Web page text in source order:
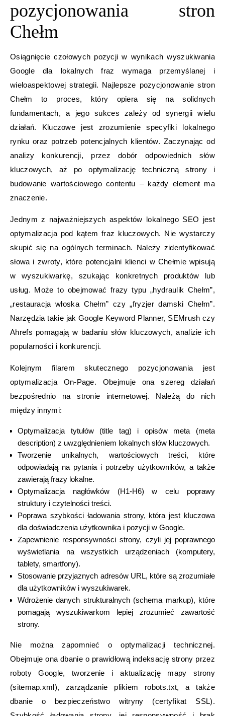
pozycjonowania stron
Chełm
Osiągnięcie czołowych pozycji w wynikach wyszukiwania
Google dla lokalnych fraz wymaga przemyślanej i
wieloaspektowej strategii. Najlepsze pozycjonowanie stron
Chełm to proces, który opiera się na solidnych
fundamentach, a jego sukces zależy od synergii wielu
działań. Kluczowe jest zrozumienie specyfiki lokalnego
rynku oraz potrzeb potencjalnych klientów. Zaczynając od
analizy konkurencji, przez dobór odpowiednich słów
kluczowych, aż po optymalizację techniczną strony i
budowanie wartościowego contentu – każdy element ma
znaczenie.
Jednym z najważniejszych aspektów lokalnego SEO jest
optymalizacja pod kątem fraz kluczowych. Nie wystarczy
skupić się na ogólnych terminach. Należy zidentyfikować
słowa i zwroty, które potencjalni klienci w Chełmie wpisują
w wyszukiwarkę, szukając konkretnych produktów lub
usług. Może to obejmować frazy typu „hydraulik Chełm”,
„restauracja włoska Chełm” czy „fryzjer damski Chełm”.
Narzędzia takie jak Google Keyword Planner, SEMrush czy
Ahrefs pomagają w badaniu słów kluczowych, analizie ich
popularności i konkurencji.
Kolejnym filarem skutecznego pozycjonowania jest
optymalizacja On-Page. Obejmuje ona szereg działań
bezpośrednio na stronie internetowej. Należą do nich
między innymi:
Optymalizacja tytułów (title tag) i opisów meta (meta
description) z uwzględnieniem lokalnych słów kluczowych.
Tworzenie unikalnych, wartościowych treści, które
odpowiadają na pytania i potrzeby użytkowników, a także
zawierają frazy lokalne.
Optymalizacja nagłówków (H1-H6) w celu poprawy
struktury i czytelności treści.
Poprawa szybkości ładowania strony, która jest kluczowa
dla doświadczenia użytkownika i pozycji w Google.
Zapewnienie responsywności strony, czyli jej poprawnego
wyświetlania na wszystkich urządzeniach (komputery,
tablety, smartfony).
Stosowanie przyjaznych adresów URL, które są zrozumiałe
dla użytkowników i wyszukiwarek.
Wdrożenie danych strukturalnych (schema markup), które
pomagają wyszukiwarkom lepiej zrozumieć zawartość
strony.
Nie można zapomnieć o optymalizacji technicznej.
Obejmuje ona dbanie o prawidłową indeksację strony przez
roboty Google, tworzenie i aktualizację mapy strony
(sitemap.xml), zarządzanie plikiem robots.txt, a także
dbanie o bezpieczeństwo witryny (certyfikat SSL).